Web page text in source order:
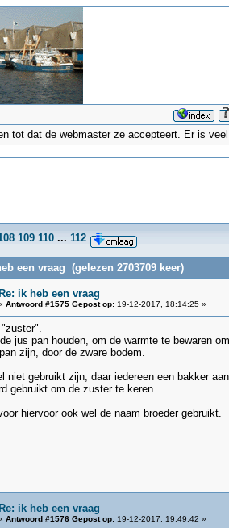
tot dat de webmaster ze accepteert. Er is
109 110 ... 112
een vraag (gelezen 2703709 keer)
Re: ik heb een vraag
Antwoord #1575 Gepost op:19-12-2017, 18:14:25 »
jus pan houden, om de warmte te bewaren
zijn, door de zware bodem.
niet gebruikt zijn, daar iedereen een bakker
gebruikt om de zuster te keren.
hiervoor ook wel de naam broeder gebruikt.
Re: ik heb een vraag
Antwoord #1576 Gepost op:19-12-2017, 19:49:42 »